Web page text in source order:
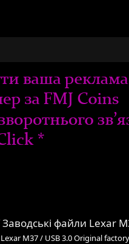
файли Lexar
M37 / USB 3.0 Original